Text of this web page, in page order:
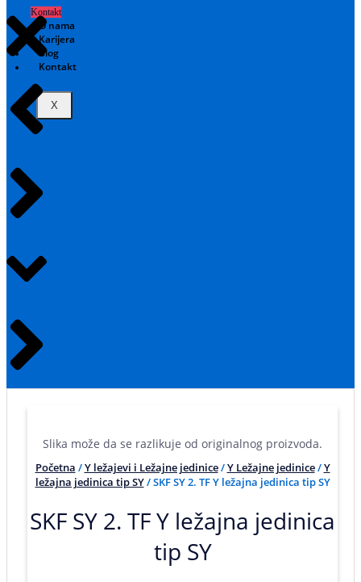
Kontakt
O nama
Karijera
Blog
Kontakt
X
Slika može da se razlikuje od originalnog proizvoda.
Početna /Y ležajevi i Ležajne jedinice/Y Ležajne jedinice/Y
ležajna jedinica tip SY/ SKF SY 2. TF Y ležajna jedinica tip SY
SKF SY 2. TF Y ležajna jedinica
tip SY